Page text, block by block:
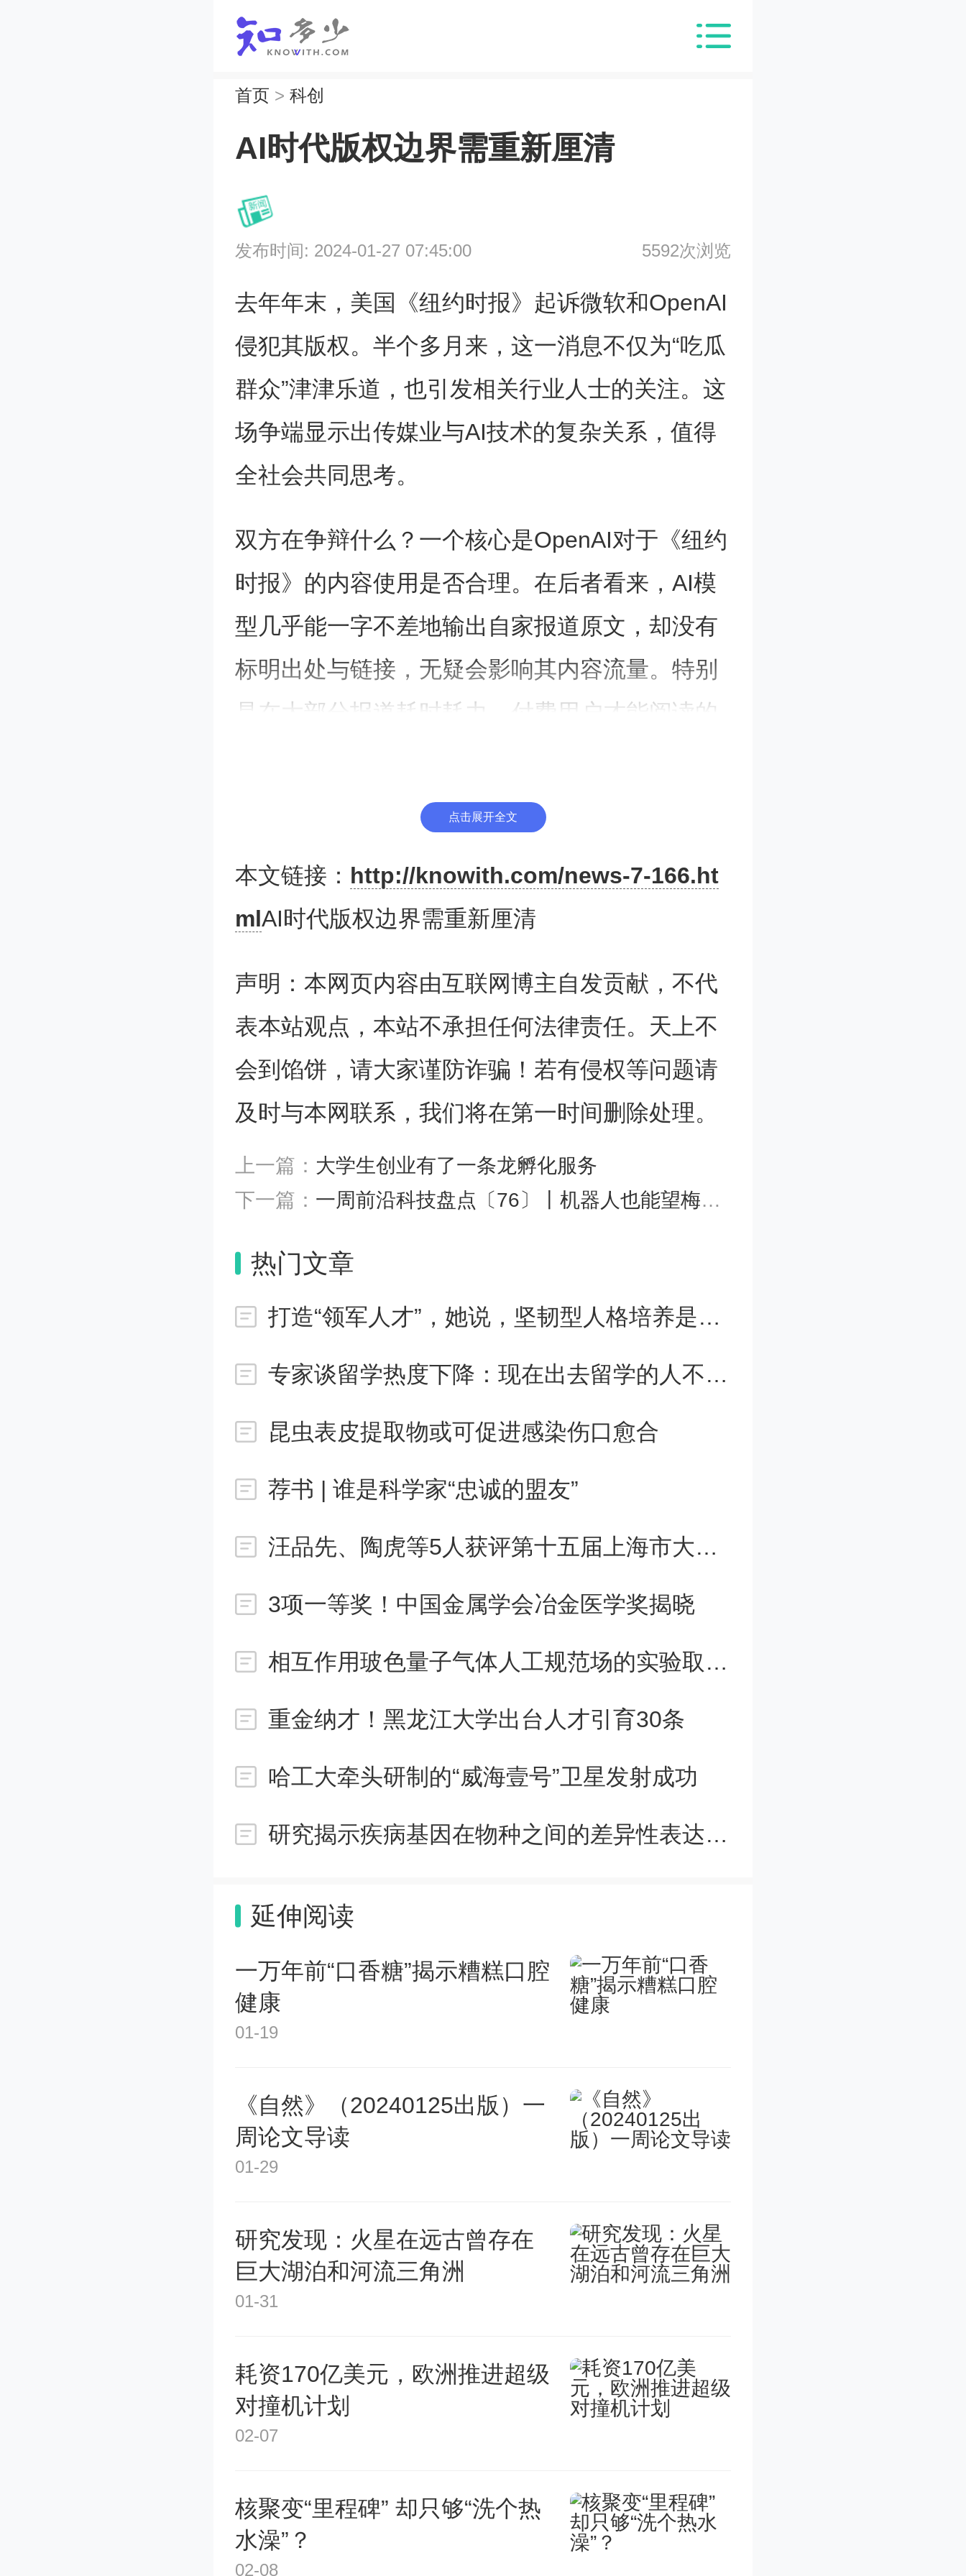
首页 > 科创
AI时代版权边界需重新厘清
发布时间: 2024-01-27 07:45:00 5592次浏览
去年年末，美国《纽约时报》起诉微软和OpenAI
侵犯其版权。半个多月来，这一消息不仅为“吃瓜
群众”津津乐道，也引发相关行业人士的关注。这
场争端显示出传媒业与AI技术的复杂关系，值得
全社会共同思考。
双方在争辩什么？一个核心是OpenAI对于《纽约
时报》的内容使用是否合理。在后者看来，AI模
型几乎能一字不差地输出自家报道原文，却没有
标明出处与链接，无疑会影响其内容流量。特别
是在大部分报道耗时耗力，付费用户才能阅读的
或是回答用户提问，大大消解了报道的价值。但
户故意诱导的结果。至于利用《纽约时报》的内
容训练AI模型，既是常见的操作，也是创新的必
须，即便受到版权保护，司法部门也应当站在推
动技术发展的高度予以豁免。双方公说公有理婆
说婆有理，究竟结果如何，我们不妨拭目以待。
以宏观视野来看，《纽约时报》并不是孤军奋
战，CNN、路透社等媒体都已明确禁止AI模型扫
描自家内容。当然，也有美联社等媒体选择与Op
enAI合作。由此可见，对于这一全新的时代课
致的著作权纠纷，各方面尚未达成共识。这一案
例或将成为一次契机，倒逼司法部门进行新的界
以“吃瓜”心态看热闹，有必要把眼光放远一些，
把潜在的种种纠纷问题考虑得更充分一些，根据
实际情况变化拓展目前司法对著作权法中基本概
那么，AI模型使用版权素材进行训练，到底是否
人”角度出发，认为既然人人都可通过阅读学习，
AI有何不可？其学习后的表达即便与新闻报道类
明威的作品、学习了简短有力的文风，就向他付
版权费一样”。平心而论，人类与AI的学习存在量
级的悬殊，普通人对于信息的获取和处理终归是
在短时间内将海量信息“一口鲸吞”。这种完全工
具导向的利用，不交任何“学费”、不需任何授
权，恐怕实在说不过去。
相信随着技术的发展，传媒业与AI技术的矛盾还
会进一步凸显。求解这一问题的过程，也是重新
点碰撞，能够求取一个公平公正的结果，促进各
行业的共赢发展。
点击展开全文
本文链接： http://knowith.com/news-7-166.ht
mlAI时代版权边界需重新厘清
声明：本网页内容由互联网博主自发贡献，不代
表本站观点，本站不承担任何法律责任。天上不
会到馅饼，请大家谨防诈骗！若有侵权等问题请
及时与本网联系，我们将在第一时间删除处理。
上一篇： 大学生创业有了一条龙孵化服务
下一篇： 一周前沿科技盘点〔76〕丨机器人也能望梅止渴？他们首次提出“机器联觉”；让光速减慢1万多倍，这块芯片什么来头？
热门文章
打造“领军人才”，她说，坚韧型人格培养是短板
专家谈留学热度下降：现在出去留学的人不是太多了，而是太少
昆虫表皮提取物或可促进感染伤口愈合
荐书 | 谁是科学家“忠诚的盟友”
汪品先、陶虎等5人获评第十五届上海市大众科学传播杰出人物
3项一等奖！中国金属学会冶金医学奖揭晓
相互作用玻色量子气体人工规范场的实验取得进展
重金纳才！黑龙江大学出台人才引育30条
哈工大牵头研制的“威海壹号”卫星发射成功
研究揭示疾病基因在物种之间的差异性表达和功能
延伸阅读
一万年前“口香糖”揭示糟糕口腔
健康
01-19
《自然》（20240125出版）一
周论文导读
01-29
研究发现：火星在远古曾存在
巨大湖泊和河流三角洲
01-31
耗资170亿美元，欧洲推进超级
对撞机计划
02-07
核聚变“里程碑” 却只够“洗个热
水澡”？
02-08